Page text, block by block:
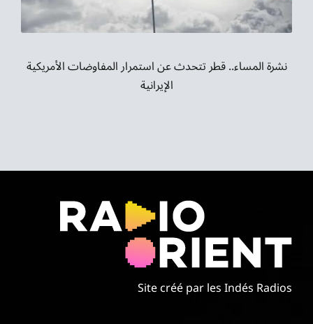
نشرة المساء.. قطر تتحدث عن استمرار المفاوضات الأمريكية
الإيرانية
Site créé par les Indés Radios